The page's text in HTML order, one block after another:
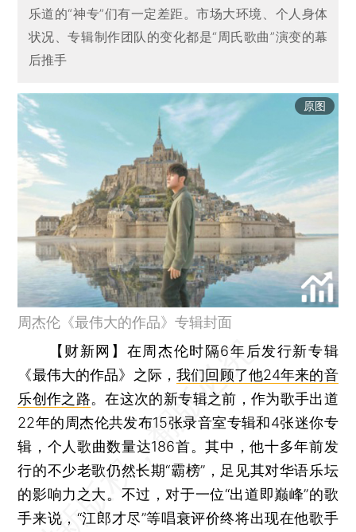
乐道的“神专”们有一定差距。市场大环境、个人身体
状况、专辑制作团队的变化都是“周氏歌曲”演变的幕
后推手
原图
周杰伦《最伟大的作品》专辑封面
【财新网】 在周杰伦时隔6年后发行新专辑
《最伟大的作品》之际，我们回顾了他24年来的音
乐创作之路。在这次的新专辑之前，作为歌手出道
22年的周杰伦共发布15张录音室专辑和4张迷你专
辑，个人歌曲数量达186首。其中，他十多年前发
行的不少老歌仍然长期“霸榜”，足见其对华语乐坛
的影响力之大。不过，对于一位“出道即巅峰”的歌
手来说，“江郎才尽”等唱衰评价终将出现在他歌手